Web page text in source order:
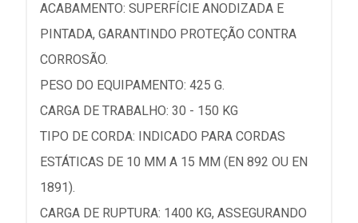
ACABAMENTO: SUPERFÍCIE ANODIZADA E
PINTADA, GARANTINDO PROTEÇÃO CONTRA
CORROSÃO.
PESO DO EQUIPAMENTO: 425 G.
CARGA DE TRABALHO: 30 - 150 KG
TIPO DE CORDA: INDICADO PARA CORDAS
ESTÁTICAS DE 10 MM A 15 MM (EN 892 OU EN
1891).
CARGA DE RUPTURA: 1400 KG, ASSEGURANDO